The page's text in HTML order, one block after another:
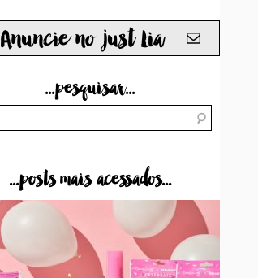
Anuncie no just Lia
...pesquisar...
...posts mais acessados...